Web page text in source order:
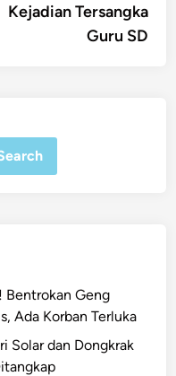
Kejadian Tersangka
Guru SD
Bentrokan Geng
Ada Korban Terluka
Solar dan Dongkrak